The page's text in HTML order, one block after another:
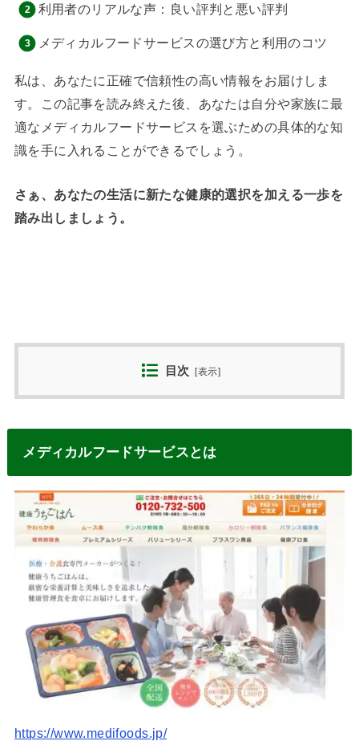
利用者のリアルな声：良い評判と悪い評判
メディカルフードサービスの選び方と利用のコツ
私は、あなたに正確で信頼性の高い情報をお届けしま
す。この記事を読み終えた後、あなたは自分や家族に最
適なメディカルフードサービスを選ぶための具体的な知
識を手に入れることができるでしょう。
さぁ、あなたの生活に新たな健康的選択を加える一歩を
踏み出しましょう。
目次 [表示]
メディカルフードサービスとは
https://www.medifoods.jp/